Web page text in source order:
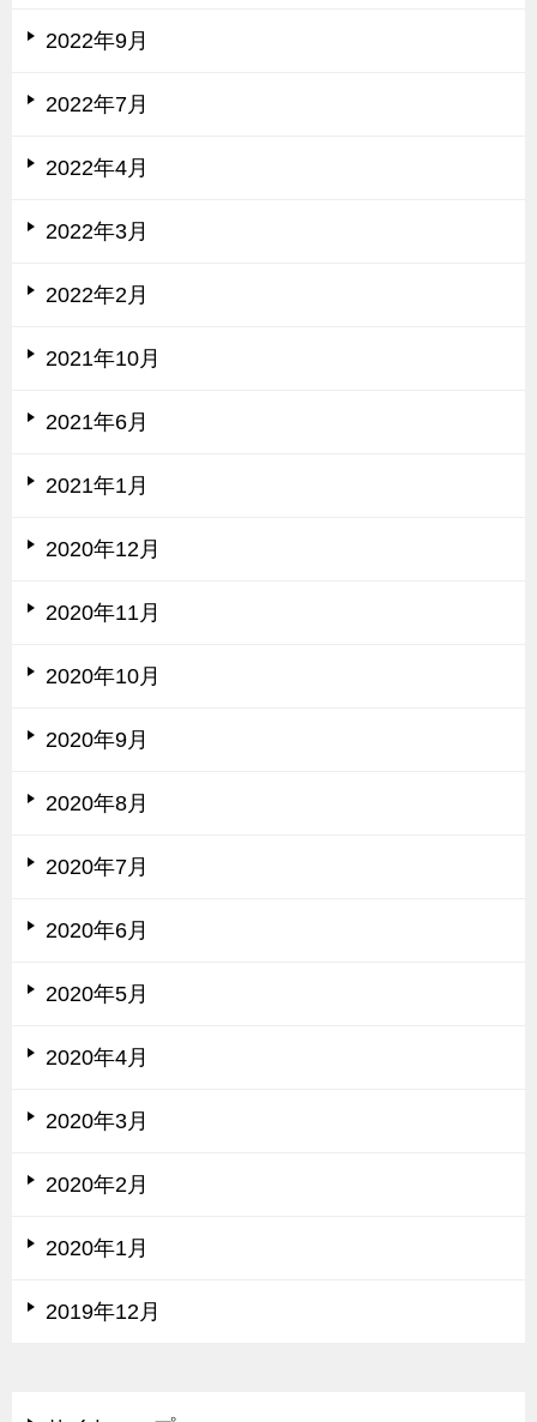
2022年9月
2022年7月
2022年4月
2022年3月
2022年2月
2021年10月
2021年6月
2021年1月
2020年12月
2020年11月
2020年10月
2020年9月
2020年8月
2020年7月
2020年6月
2020年5月
2020年4月
2020年3月
2020年2月
2020年1月
2019年12月